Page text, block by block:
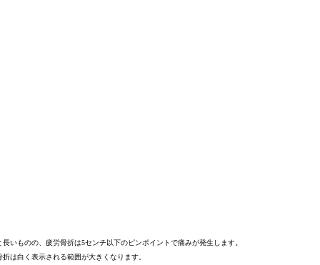
長いものの、疲労骨折は5センチ以下のピンポイントで痛みが発生します。
は白く表示される範囲が大きくなります。